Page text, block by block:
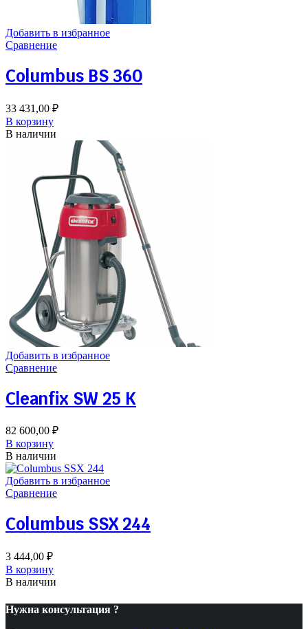
Добавить в избранное
Сравнение
Columbus BS 360
33 431,00 ₽
В корзину
В наличии
Добавить в избранное
Сравнение
Cleanfix SW 25 K
82 600,00 ₽
В корзину
В наличии
Добавить в избранное
Сравнение
Columbus SSX 244
3 444,00 ₽
В корзину
В наличии
Нужна консультация ?